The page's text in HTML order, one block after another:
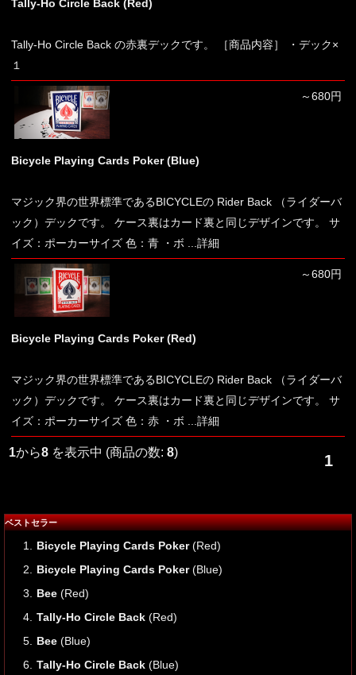
Tally-Ho Circle Back (Red)
Tally-Ho Circle Back の赤裏デックです。 ［商品内容］ ・デック×
１
～680円
Bicycle Playing Cards Poker (Blue)
マジック界の世界標準であるBICYCLEの Rider Back （ライダーバ
ック）デックです。 ケース裏はカード裏と同じデザインです。 サ
イズ：ポーカーサイズ 色：青 ・ボ ...詳細
～680円
Bicycle Playing Cards Poker (Red)
マジック界の世界標準であるBICYCLEの Rider Back （ライダーバ
ック）デックです。 ケース裏はカード裏と同じデザインです。 サ
イズ：ポーカーサイズ 色：赤 ・ボ ...詳細
1から8 を表示中 (商品の数: 8) 1
ベストセラー
1. Bicycle Playing Cards Poker(Red)
2.
Bicycle Playing Cards Poker(Blue)
3.
Bee (Red)
4. Tally-Ho Circle Back (Red)
5.
Bee (Blue)
6. Tally-Ho Circle Back (Blue)